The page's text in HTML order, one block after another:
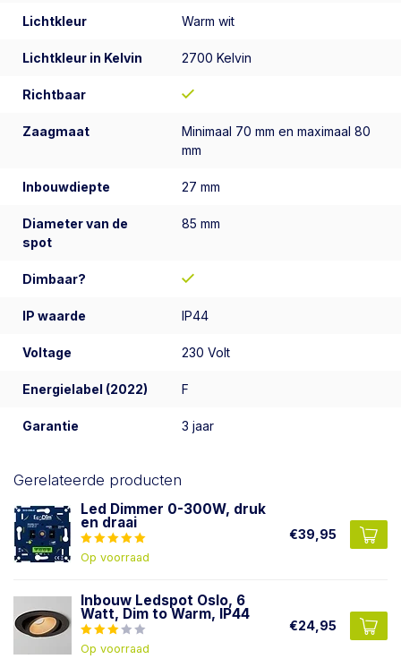
Lichtkleur Warm wit
Lichtkleur in Kelvin 2700 Kelvin
Richtbaar
Zaagmaat
Minimaal 70 mm en maximaal 80
mm
Inbouwdiepte 27 mm
Diameter van de
spot
85 mm
Dimbaar?
IP waarde IP44
Voltage 230 Volt
Energielabel (2022) F
Garantie 3 jaar
Gerelateerde producten
Led Dimmer 0-300W, druk
en draai
Op voorraad
€39,95
Inbouw Ledspot Oslo, 6
Watt, Dim to Warm, IP44
Op voorraad
€24,95